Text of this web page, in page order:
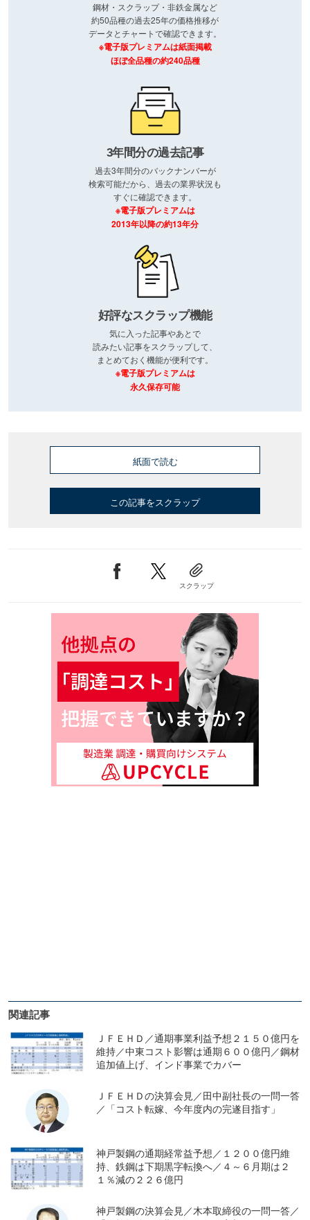
鋼材・スクラップ・非鉄金属など
約50品種の過去25年の価格推移が
データとチャートで確認できます。
※電子版プレミアムは紙面掲載
ほぼ全品種の約240品種
3年間分の過去記事
過去3年間分のバックナンバーが
検索可能だから、過去の業界状況も
すぐに確認できます。
※電子版プレミアムは
2013年以降の約13年分
好評なスクラップ機能
気に入った記事やあとで
読みたい記事をスクラップして、
まとめておく機能が便利です。
※電子版プレミアムは
永久保存可能
紙面で読む
この記事をスクラップ
スクラップ
関連記事
ＪＦＥＨＤ／通期事業利益予想２１５０億円を
維持／中東コスト影響は通期６００億円／鋼材
追加値上げ、インド事業でカバー
ＪＦＥＨＤの決算会見／田中副社長の一問一答
／「コスト転嫁、今年度内の完遂目指す」
神戸製鋼の通期経常益予想／１２００億円維
持、鉄鋼は下期黒字転換へ／４～６月期は２
１％減の２２６億円
神戸製鋼の決算会見／木本取締役の一問一答／